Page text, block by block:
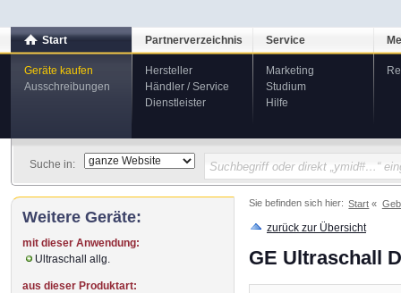
Start
Geräte kaufen
Ausschreibungen
Partnerverzeichnis
Hersteller
Händler / Service
Dienstleister
Service
Marketing
Studium
Hilfe
Suche in:
Sie befinden sich hier: Start
zurück zur Übersicht
GE Ultraschall
Weitere Geräte:
mit dieser Anwendung:
Ultraschall allg.
aus dieser Produktart: